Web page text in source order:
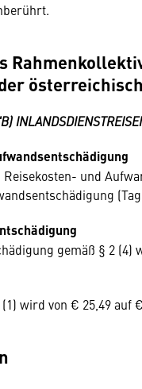
Reisekosten- und
gemäß § 2 (4)
wird von € 25,49 auf